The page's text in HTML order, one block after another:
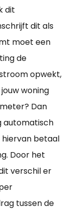
dit
dit als
moet een
de
opwekt,
woning
Dan
automatisch
hiervan betaal
Door het
verschil er
tussen de